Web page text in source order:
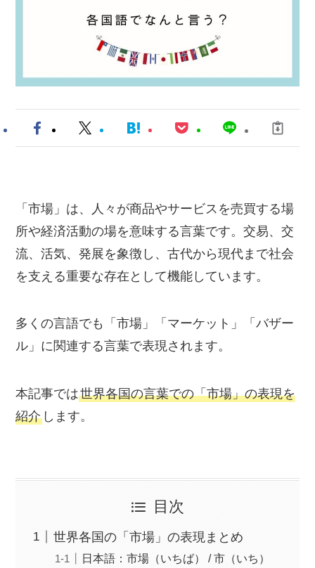
「市場」は、人々が商品やサービスを売買する場
所や経済活動の場を意味する言葉です。交易、交
流、活気、発展を象徴し、古代から現代まで社会
を支える重要な存在として機能しています。
多くの言語でも「市場」「マーケット」「バザー
ル」に関連する言葉で表現されます。
本記事では世界各国の言葉での「市場」の表現を
紹介 します。
目次
世界各国の「市場」の表現まとめ
日本語：市場（いちば） / 市（いち）